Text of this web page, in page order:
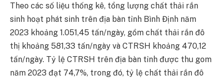
Theo các số liệu thống kê, tổng lượng chất thải rắn
sinh hoạt phát sinh trên địa bàn tỉnh Bình Định năm
2023 khoảng 1.051,45 tấn/ngày, gồm chất thải rắn đô
thị khoảng 581,33 tấn/ngày và CTRSH khoảng 470,12
tấn/ngày. Tỷ lệ CTRSH trên địa bàn tỉnh được thu gom
năm 2023 đạt 74,7%, trong đó, tỷ lệ chất thải rắn đô